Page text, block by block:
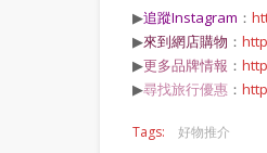
▶追蹤Instagram ：
▶來到網店購物 ：
▶更多品牌情報 ：
▶尋找旅行優惠 ：
Tags: 好物推介